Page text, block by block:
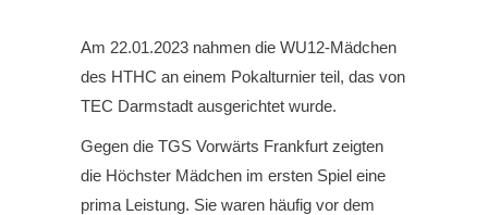
Am 22.01.2023 nahmen die WU12-Mädchen
des HTHC an einem Pokalturnier teil, das von
TEC Darmstadt ausgerichtet wurde.
Gegen die TGS Vorwärts Frankfurt zeigten
die Höchster Mädchen im ersten Spiel eine
prima Leistung. Sie waren häufig vor dem